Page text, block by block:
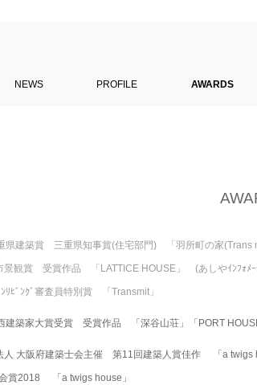
NEWS PROFILE AWARDS
県建築賞 三重県知事賞(住宅部門) 「羽所町の家(Trans
景観賞 受賞作品 「LATTICE HOUSE」 (あしやｲﾝﾌｫﾒｰ
ﾘﾋﾞﾝｸﾞ審査員特別賞 「Transmit」
建築家大賞受賞 受賞作品 「深谷山荘」「PORT
人 大阪府建築士会主催 第11回建築人賞佳作 「a
賞2018 「a twigs house」